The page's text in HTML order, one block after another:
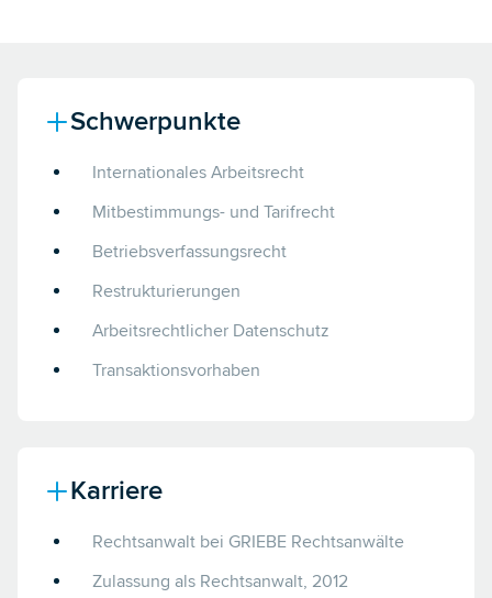
Schwerpunkte
Internationales Arbeitsrecht
Mitbestimmungs- und Tarifrecht
Betriebsverfassungsrecht
Restrukturierungen
Arbeitsrechtlicher Datenschutz
Transaktionsvorhaben
Karriere
Rechtsanwalt bei GRIEBE Rechtsanwälte
Zulassung als Rechtsanwalt, 2012